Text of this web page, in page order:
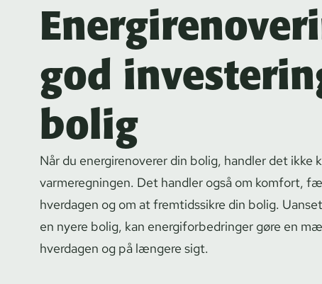
god
bolig
Når du ener­gi­renove­rer din bolig, handler det ikke
varmeregningen. Det handler også om komfort,
hverdagen og om at fremtidssikre din bolig.
en nyere bolig, kan ener­gi­for­bed­rin­ger gøre en
hverdagen og på længere sigt.